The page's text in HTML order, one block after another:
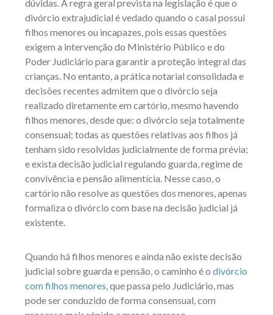
dúvidas. A regra geral prevista na legislação é que o
divórcio extrajudicial é vedado quando o casal possui
filhos menores ou incapazes, pois essas questões
exigem a intervenção do Ministério Público e do
Poder Judiciário para garantir a proteção integral das
crianças. No entanto, a prática notarial consolidada e
decisões recentes admitem que o divórcio seja
realizado diretamente em cartório, mesmo havendo
filhos menores, desde que: o divórcio seja totalmente
consensual; todas as questões relativas aos filhos já
tenham sido resolvidas judicialmente de forma prévia;
e exista decisão judicial regulando guarda, regime de
convivência e pensão alimentícia. Nesse caso, o
cartório não resolve as questões dos menores, apenas
formaliza o divórcio com base na decisão judicial já
existente.
Quando há filhos menores e ainda não existe decisão
judicial sobre guarda e pensão, o caminho é o divórcio
com filhos menores , que passa pelo Judiciário, mas
pode ser conduzido de forma consensual, com